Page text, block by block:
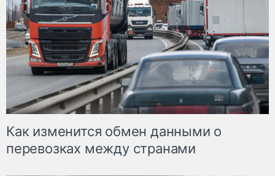
Как изменится обмен данными о
перевозках между странами